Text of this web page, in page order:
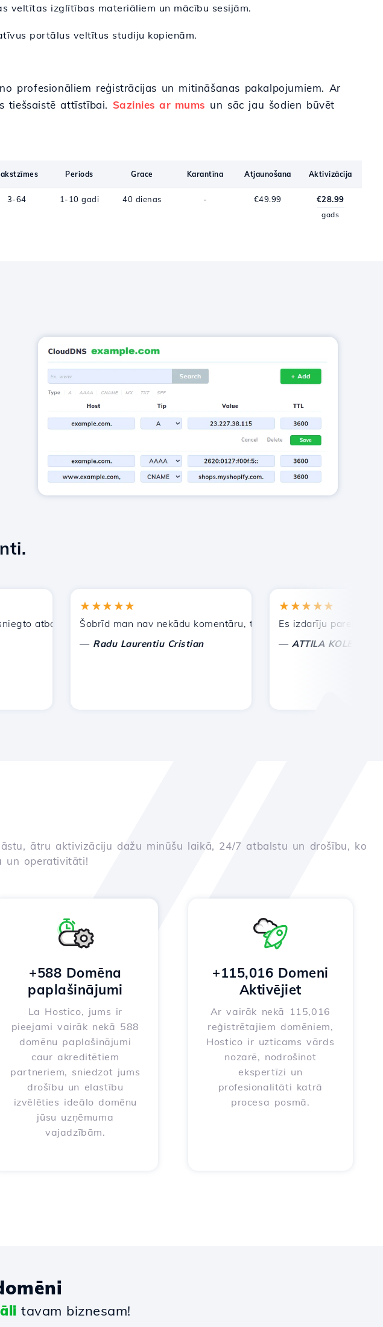
veltītas izglītības materiāliem un mācību sesijām.
portālus veltītus studiju kopienām.
profesionāliem reģistrācijas un mitināšanas pakalpojumiem. Ar
tiešsaistē attīstībai. Sazinies ar mums un sāc jau šodien būvēt
Periods Grace Karantīna Atjaunošana Aktivizācija
3-64 1-10 gadi 40 dienas - €49.99 €28.99
gads
jūs citiem paziņām.
atbalstu!
★★★★★
Šobrīd man nav nekādu komentāru, tikai lai novērtētu. Ar īpašu
Radu Laurentiu Cristian
★★★★★
Es izdarīju pareizo izvēli,
ATTILA KOLES
ātru aktivizāciju dažu minūšu laikā, 24/7 atbalstu un drošību, ko
un operativitāti!
+588 Domēna
paplašinājumi
La Hostico, jums ir
pieejami vairāk nekā 588
domēnu paplašinājumi
caur akreditētiem
partneriem, sniedzot jums
drošību un elastību
izvēlēties ideālo domēnu
jūsu uzņēmuma
vajadzībām.
+115,016 Domeni
Aktivējiet
Ar vairāk nekā 115,016
reģistrētajiem domēniem,
Hostico ir uzticams vārds
nozarē, nodrošinot
ekspertīzi un
profesionalitāti katrā
procesa posmā.
tavam biznesam!